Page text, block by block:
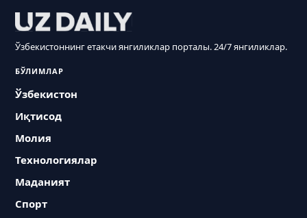
Ўзбекистоннинг етакчи янгиликлар порталы. 24/7 янгиликлар.
БЎЛИМЛАР
Ўзбекистон
Иқтисод
Молия
Технологиялар
Маданият
Спорт